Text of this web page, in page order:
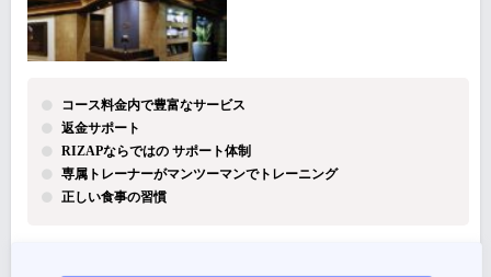
コース料金内で豊富なサービス
返金サポート
RIZAPならではの サポート体制
専属トレーナーがマンツーマンでトレーニング
正しい食事の習慣